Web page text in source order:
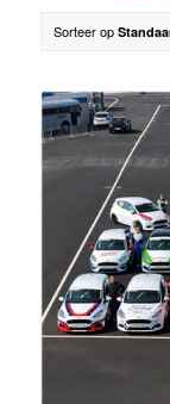
Sorteer op